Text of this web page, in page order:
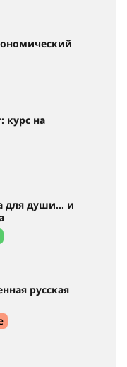
курс на
для души… и
русская